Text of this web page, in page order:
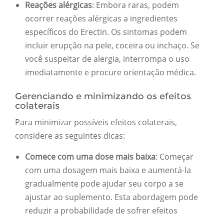
Reações alérgicas: Embora raras, podem
ocorrer reações alérgicas a ingredientes
específicos do Erectin. Os sintomas podem
incluir erupção na pele, coceira ou inchaço. Se
você suspeitar de alergia, interrompa o uso
imediatamente e procure orientação médica.
Gerenciando e minimizando os efeitos
colaterais
Para minimizar possíveis efeitos colaterais,
considere as seguintes dicas:
Comece com uma dose mais baixa: Começar
com uma dosagem mais baixa e aumentá-la
gradualmente pode ajudar seu corpo a se
ajustar ao suplemento. Esta abordagem pode
reduzir a probabilidade de sofrer efeitos